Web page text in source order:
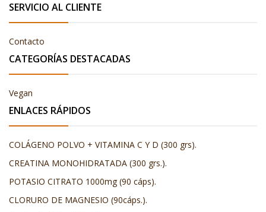
SERVICIO AL CLIENTE
Contacto
CATEGORÍAS DESTACADAS
Vegan
ENLACES RÁPIDOS
COLÁGENO POLVO + VITAMINA C Y D (300 grs).
CREATINA MONOHIDRATADA (300 grs.).
POTASIO CITRATO 1000mg (90 cáps).
CLORURO DE MAGNESIO (90cáps.).